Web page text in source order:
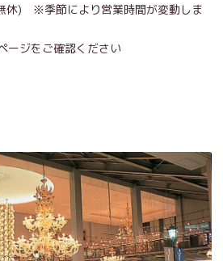
) ※季節により営業時間が変動しま
ジをご確認ください